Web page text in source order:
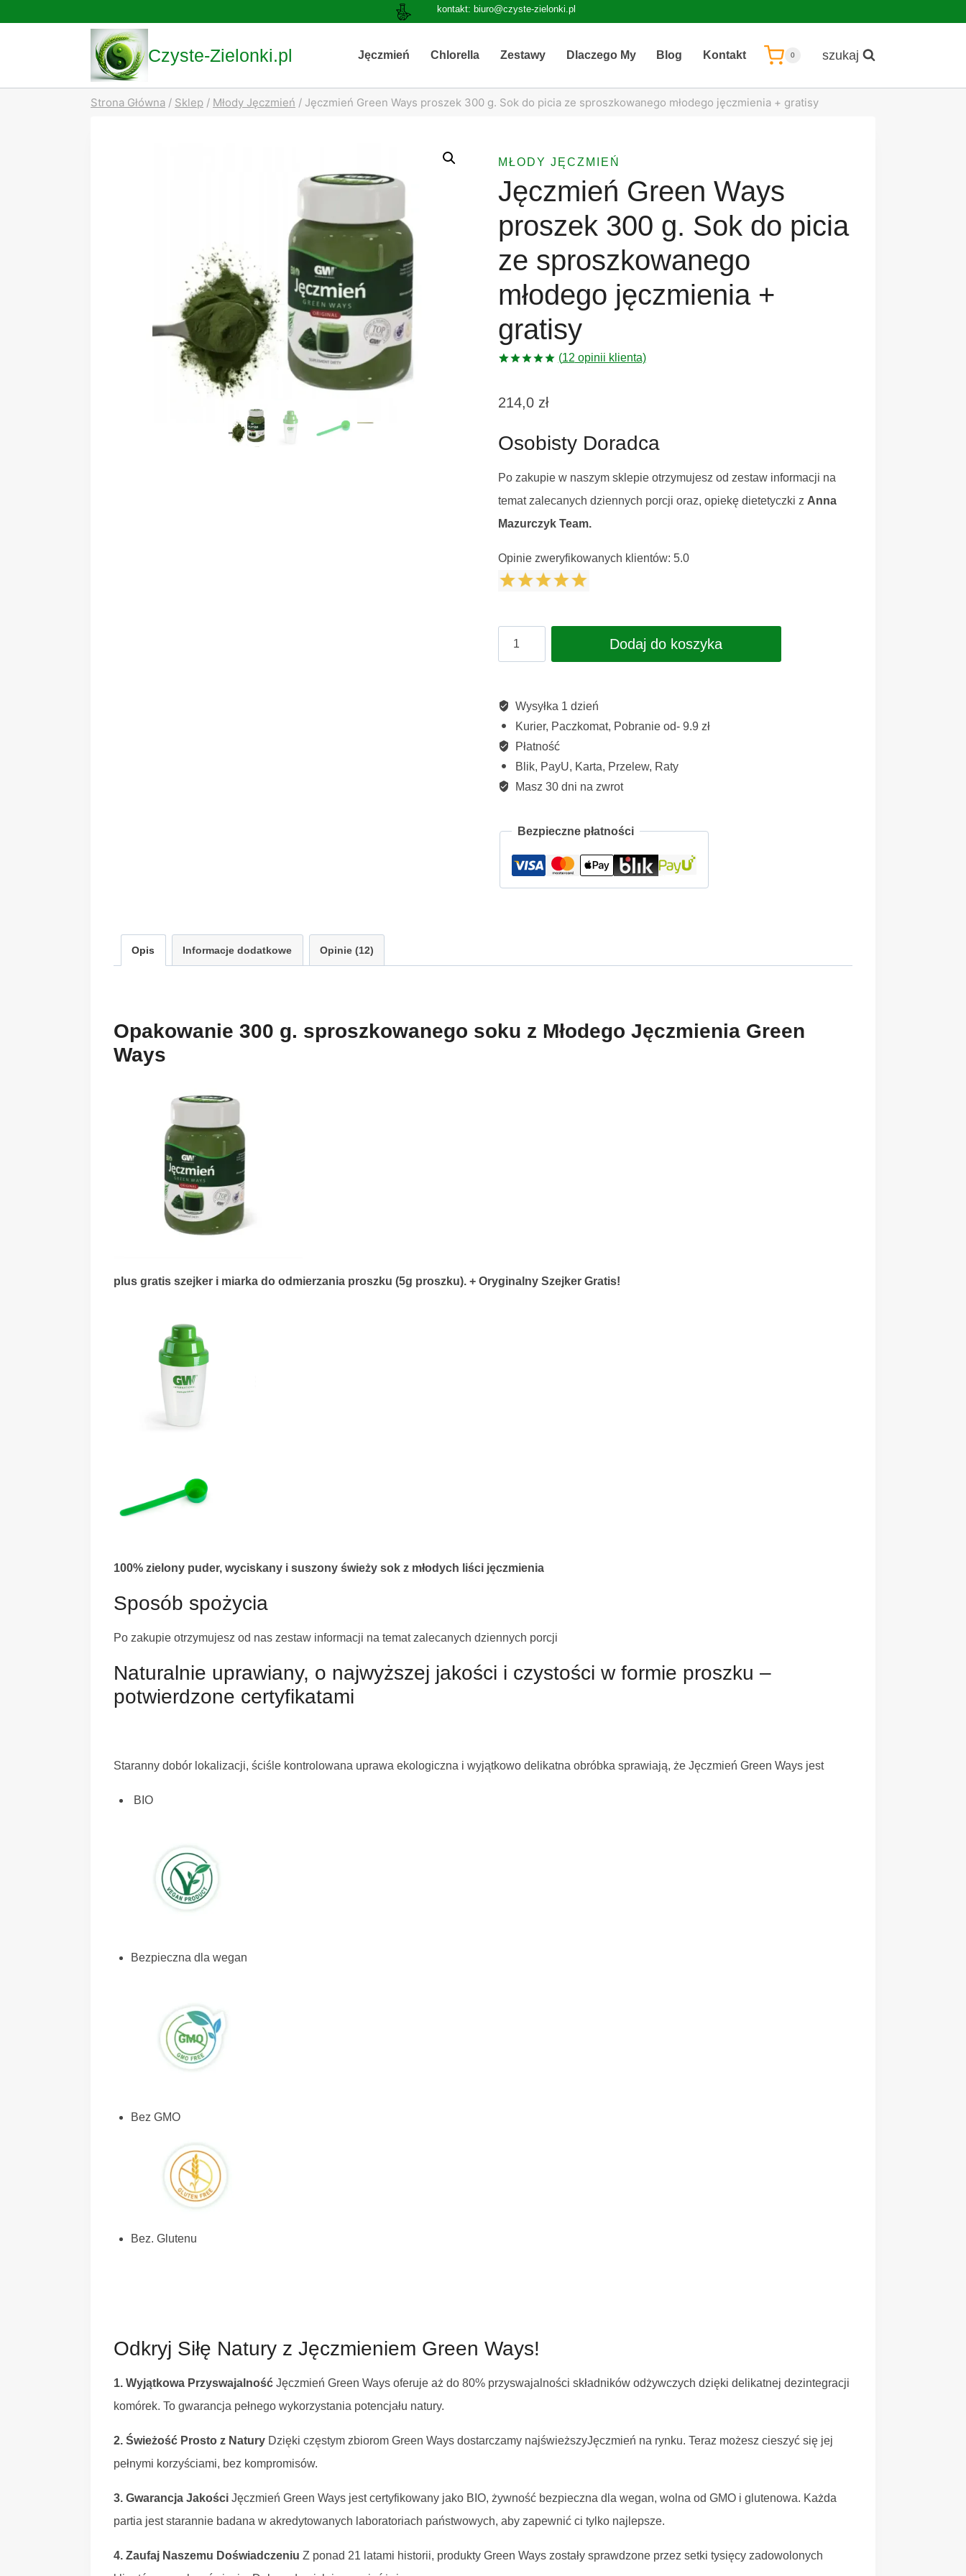
kontakt: biuro@czyste-zielonki.pl
Czyste-Zielonki.pl Jęczmień Chlorella Zestawy Dlaczego My Blog Kontakt 0 szukaj
Strona Główna / Sklep / Młody Jęczmień / Jęczmień Green Ways proszek 300 g. Sok do picia ze sproszkowanego młodego jęczmienia + gratisy
MŁODY JĘCZMIEŃ
Jęczmień Green Ways
proszek 300 g. Sok do picia
ze sproszkowanego
młodego jęczmienia +
gratisy
na
podstawie
(12 opinii klienta)
214,0 zł
Osobisty Doradca
Po zakupie w naszym sklepie otrzymujesz od zestaw informacji na
temat zalecanych dziennych porcji oraz, opiekę dietetyczki z Anna
Mazurczyk Team.
Opinie zweryfikowanych klientów: 5.0
ilość
Jęczmień
Ways
proszek
300
sproszkowanego
Dodaj do koszyka
Wysyłka 1 dzień
Kurier, Paczkomat, Pobranie od- 9.9 zł
Płatność
Blik, PayU, Karta, Przelew, Raty
Masz 30 dni na zwrot
Bezpieczne płatności
Opis Informacje dodatkowe Opinie (12)
Opakowanie 300 g. sproszkowanego soku z Młodego Jęczmienia Green
Ways
plus gratis szejker i miarka do odmierzania proszku (5g proszku). + Oryginalny Szejker Gratis!
100% zielony puder, wyciskany i suszony świeży sok z młodych liści jęczmienia
Sposób spożycia
Po zakupie otrzymujesz od nas zestaw informacji na temat zalecanych dziennych porcji
Naturalnie uprawiany, o najwyższej jakości i czystości w formie proszku –
potwierdzone certyfikatami
Staranny dobór lokalizacji, ściśle kontrolowana uprawa ekologiczna i wyjątkowo delikatna obróbka sprawiają, że Jęczmień Green Ways jest
BIO
Bezpieczna dla wegan
Bez GMO
Bez. Glutenu
Odkryj Siłę Natury z Jęczmieniem Green Ways!
1. Wyjątkowa Przyswajalność Jęczmień Green Ways oferuje aż do 80% przyswajalności składników odżywczych dzięki delikatnej dezintegracji
komórek. To gwarancja pełnego wykorzystania potencjału natury.
2. Świeżość Prosto z Natury Dzięki częstym zbiorom Green Ways dostarczamy najświeższyJęczmień na rynku. Teraz możesz cieszyć się jej
pełnymi korzyściami, bez kompromisów.
3. Gwarancja Jakości Jęczmień Green Ways jest certyfikowany jako BIO, żywność bezpieczna dla wegan, wolna od GMO i glutenowa. Każda
partia jest starannie badana w akredytowanych laboratoriach państwowych, aby zapewnić ci tylko najlepsze.
4. Zaufaj Naszemu Doświadczeniu Z ponad 21 latami historii, produkty Green Ways zostały sprawdzone przez setki tysięcy zadowolonych